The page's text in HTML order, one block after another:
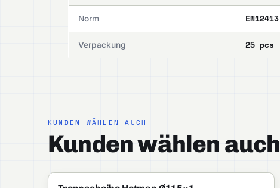
Norm EN12413
Verpackung 25 pcs
KUNDEN WÄHLEN AUCH
Kunden wählen auch
STANDARD